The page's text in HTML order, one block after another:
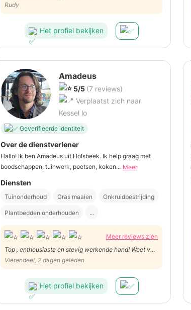
Rudy
Het profiel bekijken
Amadeus
5/5 (7 reviews)
Verplaatst zich naar
Kessel lo
Geverifieerde identiteit
Over de dienstverlener
Hallo! Ik ben Amadeus uit Holsbeek. Ik help graag met
boodschappen, tuinwerk, poetsen, koken... Meer
Diensten
Tuinonderhoud Gras maaien Onkruidbestrijding
Plantbedden onderhouden ...
Meer reviews zien
Top , enthousiaste en stevig werkende hand! Weet van
wanten, is zorgvuldig in wat hij doet, knipt niet zomaar
alles weg. Houdt rekening met de wensen van de klant
en neemt anderzijds ook zelf initiatief. Aangename
Vierendeel, 2 dagen geleden
Het profiel bekijken